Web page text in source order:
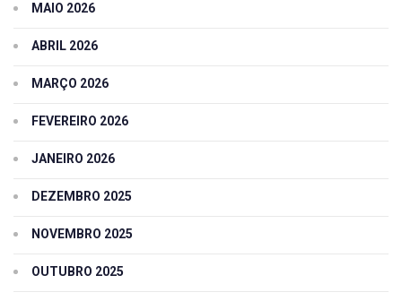
MAIO 2026
ABRIL 2026
MARÇO 2026
FEVEREIRO 2026
JANEIRO 2026
DEZEMBRO 2025
NOVEMBRO 2025
OUTUBRO 2025